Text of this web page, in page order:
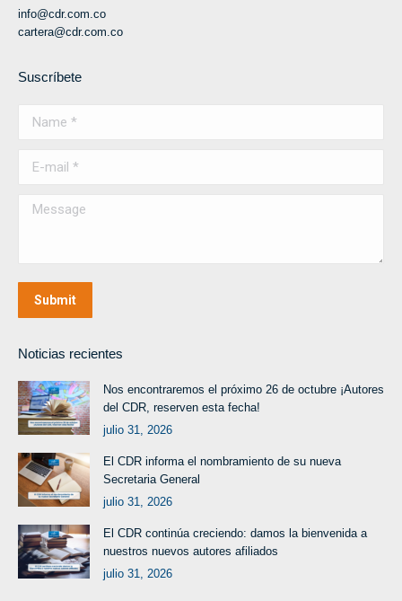
info@cdr.com.co
cartera@cdr.com.co
Suscríbete
Message
Submit
Noticias recientes
Nos encontraremos el próximo 26 de octubre ¡Autores
del CDR, reserven esta fecha!
julio 31, 2026
El CDR informa el nombramiento de su nueva
Secretaria General
julio 31, 2026
El CDR continúa creciendo: damos la bienvenida a
nuestros nuevos autores afiliados
julio 31, 2026